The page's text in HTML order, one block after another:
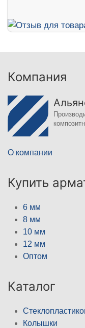
Компания
О компании
Купить
6 мм
8 мм
10 мм
12 мм
Оптом
Каталог
Колышки